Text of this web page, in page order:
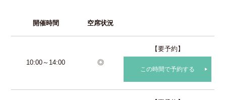
開催時間 空席状況
10:00～14:00 ◎
【要予約】
この時間で予約する